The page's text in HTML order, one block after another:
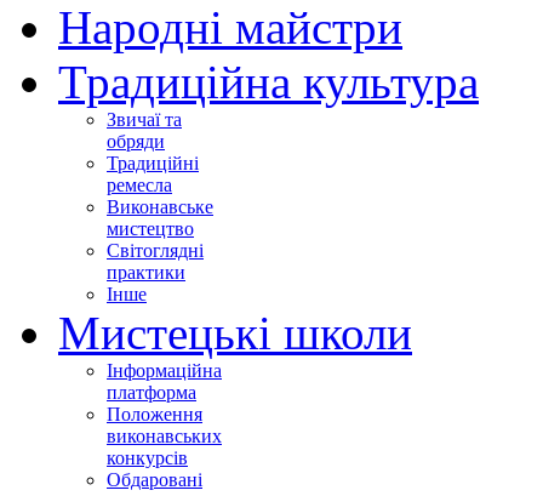
Народні майстри
Традиційна культура
Звичаї та
обряди
Традиційні
ремесла
Виконавське
мистецтво
Світоглядні
практики
Інше
Мистецькі школи
Інформаційна
платформа
Положення
виконавських
конкурсів
Обдаровані